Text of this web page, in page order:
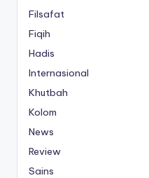
Filsafat
Fiqih
Hadis
Internasional
Khutbah
Kolom
News
Review
Sains